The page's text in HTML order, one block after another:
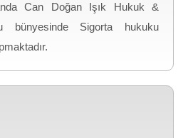
Can Doğan Işık Hukuk &
bünyesinde Sigorta hukuku